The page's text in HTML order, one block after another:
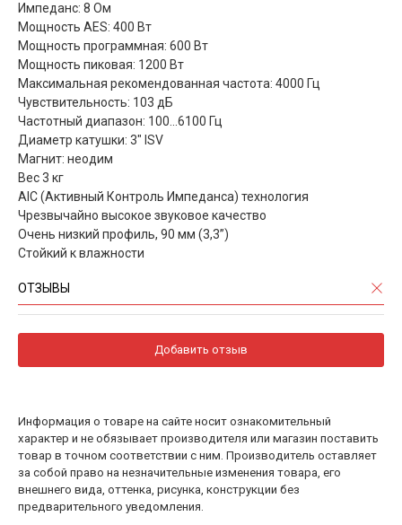
Импеданс: 8 Ом
Мощность AES: 400 Вт
Мощность программная: 600 Вт
Мощность пиковая: 1200 Вт
Максимальная рекомендованная частота: 4000 Гц
Чувствительность: 103 дБ
Частотный диапазон: 100...6100 Гц
Диаметр катушки: 3" ISV
Магнит: неодим
Вес 3 кг
AIC (Активный Контроль Импеданса) технология
Чрезвычайно высокое звуковое качество
Очень низкий профиль, 90 мм (3,3”)
Стойкий к влажности
ОТЗЫВЫ
Добавить отзыв
Информация о товаре на сайте носит ознакомительный
характер и не обязывает производителя или магазин поставить
товар в точном соответствии с ним. Производитель оставляет
за собой право на незначительные изменения товара, его
внешнего вида, оттенка, рисунка, конструкции без
предварительного уведомления.